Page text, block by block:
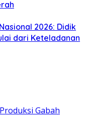
2026: Didik
dari Keteladanan